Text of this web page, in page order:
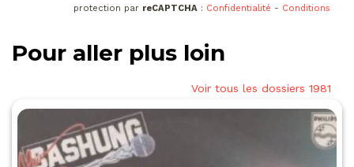
protection par reCAPTCHA : Confidentialité - Conditions
Pour aller plus loin
Voir tous les dossiers 1981